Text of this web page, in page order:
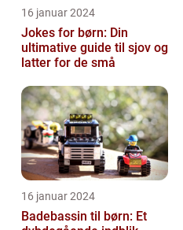
16 januar 2024
Jokes for børn: Din
ultimative guide til sjov og
latter for de små
16 januar 2024
Badebassin til børn: Et